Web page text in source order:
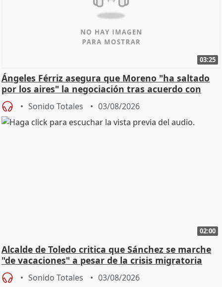
03:25
Ángeles Férriz asegura que Moreno "ha saltado
por los aires" la negociación tras acuerdo con
SMA
Sonido Totales 03/08/2026
02:00
Alcalde de Toledo critica que Sánchez se marche
"de vacaciones" a pesar de la crisis migratoria
Sonido Totales 03/08/2026